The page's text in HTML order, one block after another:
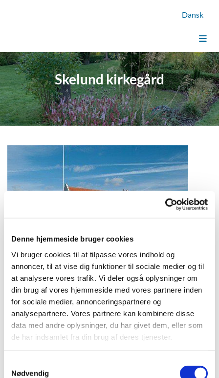
Denne hjemmeside bruger cookies
Vi bruger cookies til at tilpasse vores indhold og
annoncer, til at vise dig funktioner til sociale medier og til
at analysere vores trafik. Vi deler også oplysninger om
din brug af vores hjemmeside med vores partnere inden
for sociale medier, annonceringspartnere og
analysepartnere. Vores partnere kan kombinere disse
data med andre oplysninger, du har givet dem, eller som
de har indsamlet fra din brug af deres tjenester.
Nødvendig
Dansk
Skelund kirkegård
Skelund kirkegård
Teglbakkevej 10, Skelund
9560 Hadsund
Graver
Tlf.: 40122760